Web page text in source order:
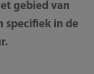
gebied van
specifiek in de